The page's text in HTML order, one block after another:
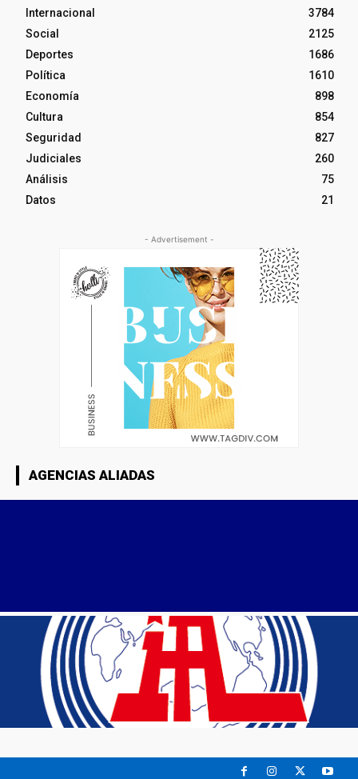
Internacional
3784
Social
2125
Deportes
1686
Política
1610
Economía
898
Cultura
854
Seguridad
827
Judiciales
260
Análisis
75
Datos
21
- Advertisement -
AGENCIAS ALIADAS